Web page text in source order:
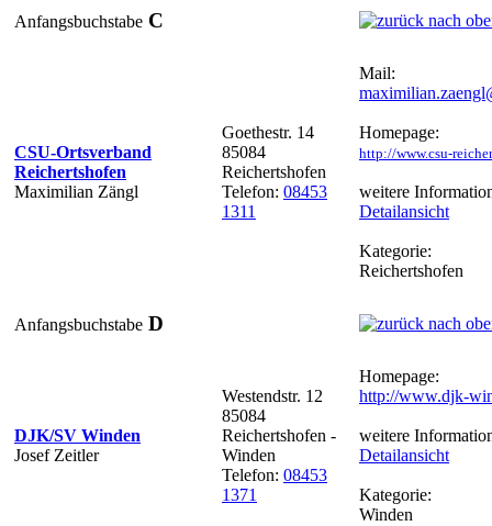
Anfangsbuchstabe C
CSU-Ortsverband
Reichertshofen
Maximilian Zängl
Goethestr. 14
85084
Reichertshofen
Telefon: 08453
1311
Mail:
Homepage:
http://www.csu-
weitere
Detailansicht
Kategorie:
Reichertshofen
Anfangsbuchstabe D
DJK/SV Winden
Josef Zeitler
Westendstr. 12
85084
Reichertshofen -
Winden
Telefon: 08453
1371
Homepage:
http://www.djk-
weitere
Detailansicht
Kategorie:
Winden